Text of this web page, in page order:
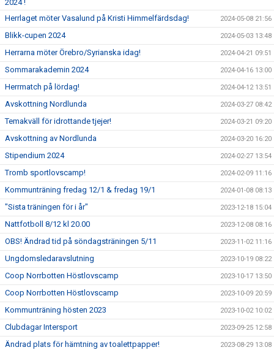
2024 !
Herrlaget möter Vasalund på Kristi Himmelfärdsdag! 2024-05-08 21:56
Blikk-cupen 2024 2024-05-03 13:48
Herrarna möter Örebro/Syrianska idag! 2024-04-21 09:51
Sommarakademin 2024 2024-04-16 13:00
Herrmatch på lördag! 2024-04-12 13:51
Avskottning Nordlunda 2024-03-27 08:42
Temakväll för idrottande tjejer! 2024-03-21 09:20
Avskottning av Nordlunda 2024-03-20 16:20
Stipendium 2024 2024-02-27 13:54
Tromb sportlovscamp! 2024-02-09 11:16
Kommunträning fredag 12/1 & fredag 19/1 2024-01-08 08:13
"Sista träningen för i år" 2023-12-18 15:04
Nattfotboll 8/12 kl 20.00 2023-12-08 08:16
OBS! Ändrad tid på söndagsträningen 5/11 2023-11-02 11:16
Ungdomsledaravslutning 2023-10-19 08:22
Coop Norrbotten Höstlovscamp 2023-10-17 13:50
Coop Norrbotten Höstlovscamp 2023-10-09 20:59
Kommunträning hösten 2023 2023-10-02 10:02
Clubdagar Intersport 2023-09-25 12:58
Ändrad plats för hämtning av toalettpapper! 2023-08-29 13:08